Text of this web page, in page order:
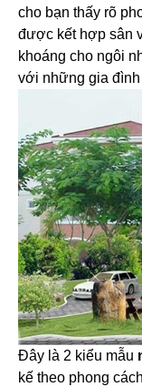
cho bạn thấy rõ
được kết hợp sân
khoáng cho ngôi
với những gia đình
Đây là 2 kiểu mẫu
kế theo phong